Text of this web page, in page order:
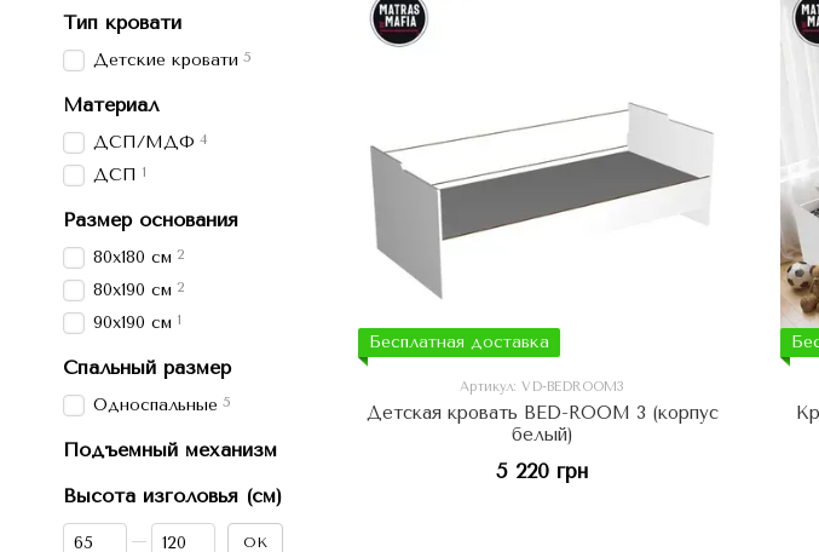
Бесплатная доставка
Артикул: VD-BEDROOM3
Детская кровать BED-ROOM 3 (корпус
белый)
5 220 грн
Тип кровати
Детские кровати 5
Материал
ДСП/МДФ 4
ДСП 1
Размер основания
80х180 см 2
80х190 см 2
90х190 см 1
Спальный размер
Односпальные 5
Подъемный механизм
Высота изголовья (см)
От Высота изголовья (см)
До Высота изголовья (см)
OK